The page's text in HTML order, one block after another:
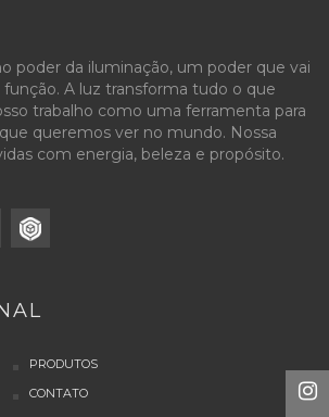
poder da iluminação, um poder que vai
A luz transforma tudo o que
trabalho como uma ferramenta para
queremos ver no mundo. Nossa
com energia, beleza e propósito.
PRODUTOS
CONTATO